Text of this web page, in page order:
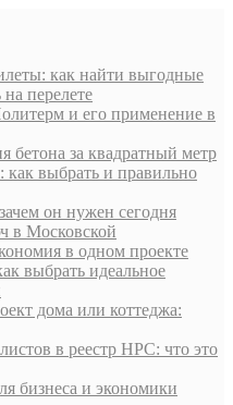
как найти выгодные
перелете
и его применение в
бетона за квадратный метр
как выбрать и правильно
он нужен сегодня
в Московской
в одном проекте
выбрать идеальное
дома или коттеджа:
в реестр НРС: что это
бизнеса и экономики